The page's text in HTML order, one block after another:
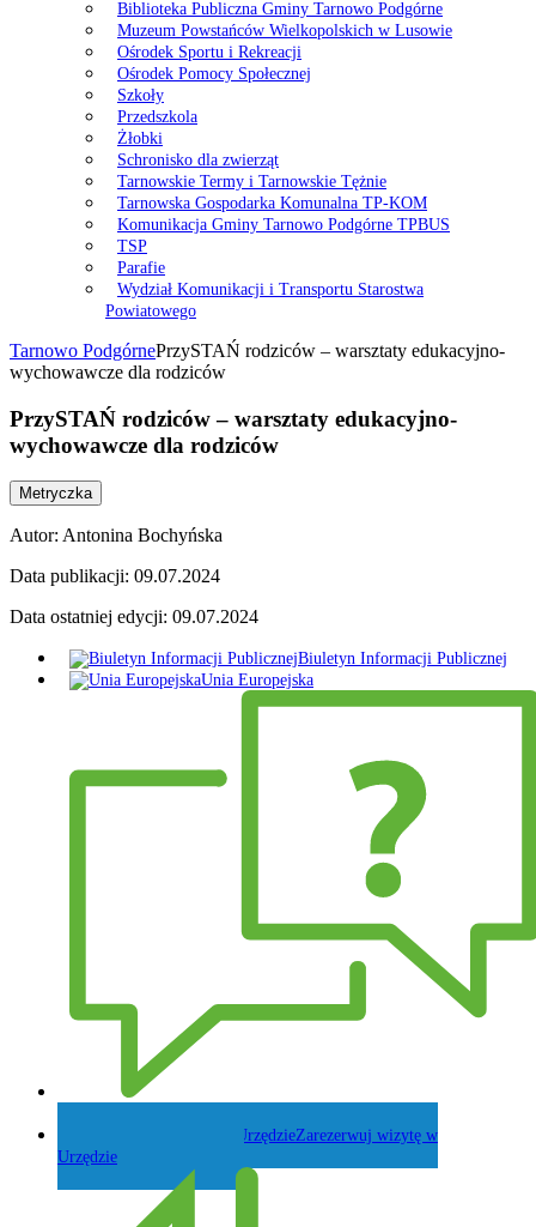
Biblioteka Publiczna Gminy Tarnowo Podgórne
Muzeum Powstańców Wielkopolskich w Lusowie
Ośrodek Sportu i Rekreacji
Ośrodek Pomocy Społecznej
Szkoły
Przedszkola
Żłobki
Schronisko dla zwierząt
Tarnowskie Termy i Tarnowskie Tężnie
Tarnowska Gospodarka Komunalna TP-KOM
Komunikacja Gminy Tarnowo Podgórne TPBUS
TSP
Parafie
Wydział Komunikacji i Transportu Starostwa
Powiatowego
Tarnowo PodgórnePrzySTAŃ rodziców – warsztaty edukacyjno-
wychowawcze dla rodziców
PrzySTAŃ rodziców – warsztaty edukacyjno-
wychowawcze dla rodziców
Metryczka
Autor: Antonina Bochyńska
Data publikacji: 09.07.2024
Data ostatniej edycji: 09.07.2024
Biuletyn Informacji Publicznej
Unia Europejska
Zarezerwuj wizytę w
Urzędzie